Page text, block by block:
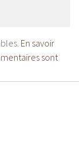
En savoir
sont